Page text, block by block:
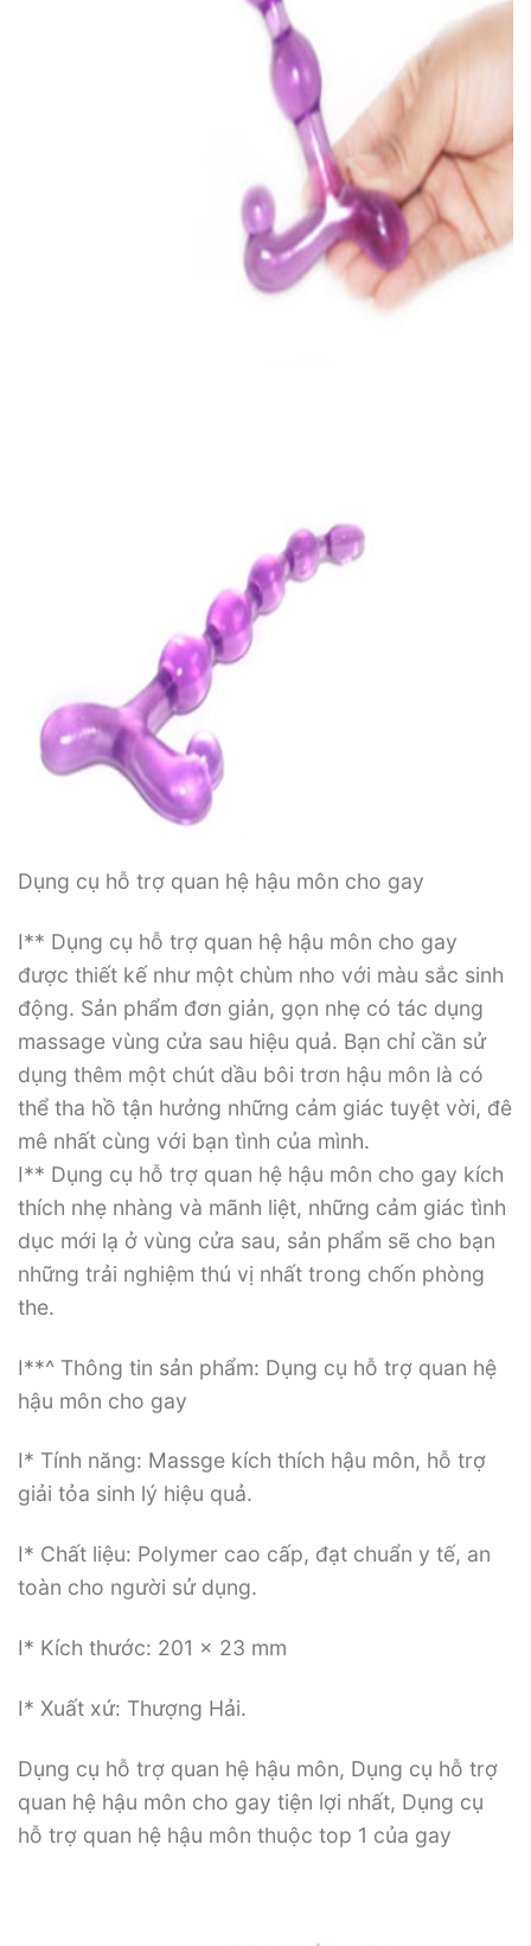
Dụng cụ hỗ trợ quan hệ hậu môn cho gay
I** Dụng cụ hỗ trợ quan hệ hậu môn cho gay
được thiết kế như một chùm nho với màu sắc sinh
động. Sản phẩm đơn giản, gọn nhẹ có tác dụng
massage vùng cửa sau hiệu quả. Bạn chỉ cần sử
dụng thêm một chút dầu bôi trơn hậu môn là có
thể tha hồ tận hưởng những cảm giác tuyệt vời, đê
mê nhất cùng với bạn tình của mình.
I** Dụng cụ hỗ trợ quan hệ hậu môn cho gay kích
thích nhẹ nhàng và mãnh liệt, những cảm giác tình
dục mới lạ ở vùng cửa sau, sản phẩm sẽ cho bạn
những trải nghiệm thú vị nhất trong chốn phòng
the.
I**^ Thông tin sản phẩm: Dụng cụ hỗ trợ quan hệ
hậu môn cho gay
I* Tính năng: Massge kích thích hậu môn, hỗ trợ
giải tỏa sinh lý hiệu quả.
I* Chất liệu: Polymer cao cấp, đạt chuẩn y tế, an
toàn cho người sử dụng.
I* Kích thước: 201 x 23 mm
I* Xuất xứ: Thượng Hải.
Dụng cụ hỗ trợ quan hệ hậu môn, Dụng cụ hỗ trợ
quan hệ hậu môn cho gay tiện lợi nhất, Dụng cụ
hỗ trợ quan hệ hậu môn thuộc top 1 của gay